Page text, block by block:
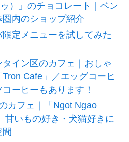
）」のチョコレート｜ベン
内のショップ紹介
定メニューを試してみた
イン区のカフェ｜おしゃ
Cafe」／エッグコーヒ
ーヒーもあります！
カフェ｜「Ngot Ngao
甘いもの好き・犬猫好きに